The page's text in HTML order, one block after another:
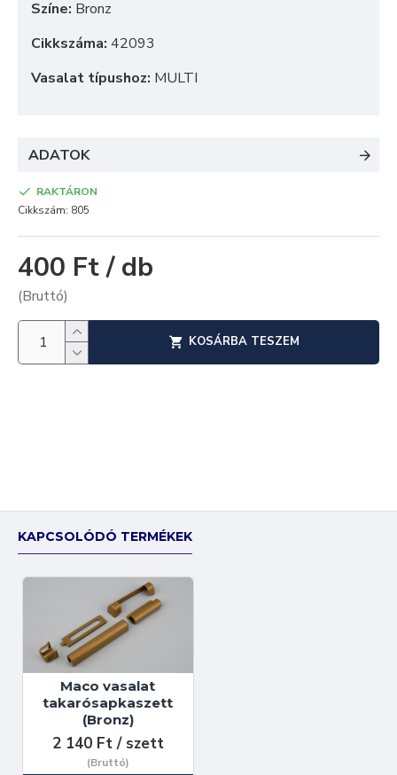
Színe: Bronz
Cikkszáma: 42093
Vasalat típushoz: MULTI
ADATOK
400 Ft / db
(Bruttó)
RAKTÁRON
Cikkszám: 805
KOSÁRBA TESZEM
KAPCSOLÓDÓ TERMÉKEK
Maco vasalat
takarósapkaszett
(Bronz)
2 140 Ft / szett
(Bruttó)